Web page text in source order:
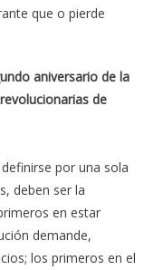
que o pierde
aniversario de la
de
por una sola
deben ser la
en estar
demande,
los primeros en el